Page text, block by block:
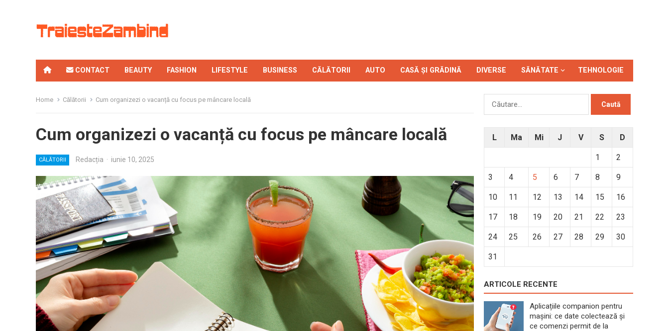
CONTACT BEAUTY FASHION LIFESTYLE BUSINESS CĂLĂTORII AUTO CASĂ ȘI GRĂDINĂ DIVERSE SĂNĂTATE TEHNOLOGIE
Home Călătorii Cum organizezi o vacanță cu focus pe mâncare locală
Cum organizezi o vacanță cu focus pe mâncare locală
CĂLĂTORII Redacția · iunie 10, 2025
Caută
L Ma Mi J V S D
1 2
3 4 5 6 7 8 9
10 11 12 13 14 15 16
17 18 19 20 21 22 23
24 25 26 27 28 29 30
31
ARTICOLE RECENTE
Aplicațiile companion pentru
mașini: ce date colectează și
ce comenzi permit de la